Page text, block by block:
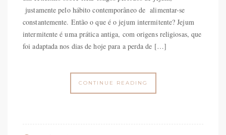
justamente pelo hábito contemporâneo de alimentar-se
constantemente. Então o que é o jejum intermitente? Jejum
intermitente é uma prática antiga, com origens religiosas, que
foi adaptada nos dias de hoje para a perda de […]
CONTINUE READING